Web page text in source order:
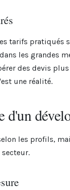
tarifs pratiqués
les grandes
des devis
une réalité.
d'un
les profils,